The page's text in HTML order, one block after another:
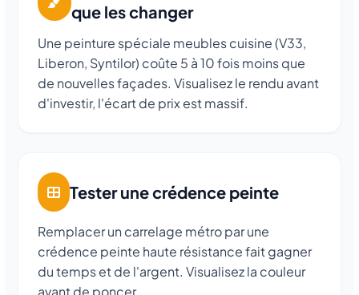
que les changer
Une peinture spéciale meubles cuisine (V33,
Liberon, Syntilor) coûte 5 à 10 fois moins que
de nouvelles façades. Visualisez le rendu avant
d'investir, l'écart de prix est massif.
Tester une crédence peinte
Remplacer un carrelage métro par une
crédence peinte haute résistance fait gagner
du temps et de l'argent. Visualisez la couleur
avant de poncer.